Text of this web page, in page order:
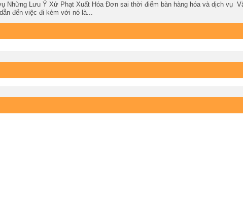
Những Lưu Ý Xử Phạt Xuất Hóa Đơn sai thời điểm bàn hàng hóa và dịch vụ
đến việc đi kèm với nó là...